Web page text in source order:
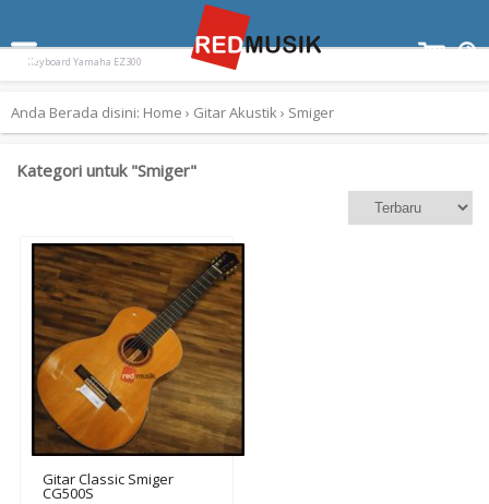
Paladin SK-55 Ampli Gitar Blackstar ID Core 10 V3
OneOdio Pro-10
Keyboard Yamaha EZ300
Anda Berada disini: Home › Gitar Akustik› Smiger
Kategori untuk "Smiger"
Gitar Classic Smiger
CG500S